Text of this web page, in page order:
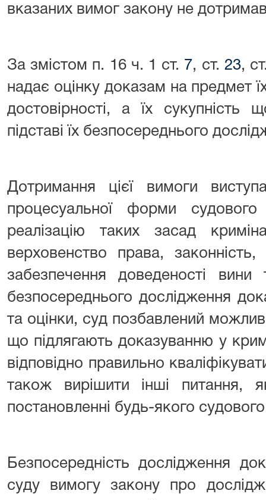
вказаних вимог закону не
За змістом п. 16 ч. 1 ст. 7, ст. 23,
надає оцінку доказам на предмет
достовірності, а їх сукупність
підставі їх безпосереднього
Дотримання цієї вимоги
процесуальної форми
реалізацію таких засад
верховенство права, законність,
забезпечення доведеності
безпосереднього дослідження
та оцінки, суд позбавлений
що підлягають доказуванню у
відповідно правильно
також вирішити інші питання,
постановленні будь-якого
Безпосередність дослідження
суду вимогу закону про